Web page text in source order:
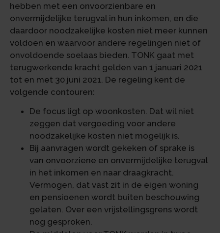
hebben met een onvoorzienbare en
onvermijdelijke terugval in hun inkomen, en die
daardoor noodzakelijke kosten niet meer kunnen
voldoen en waarvoor andere regelingen niet of
onvoldoende soelaas bieden. TONK gaat met
terugwerkende kracht gelden van 1 januari 2021
tot en met 30 juni 2021. De regeling kent de
volgende contouren:
De focus ligt op woonkosten. Dat wil niet
zeggen dat vergoeding voor andere
noodzakelijke kosten niet mogelijk is.
Bij aanvragen wordt gekeken of sprake is
van onvoorziene en onvermijdelijke terugval
in het inkomen en naar draagkracht.
Vermogen, dat vast zit in de eigen woning
en pensioenen wordt buiten beschouwing
gelaten. Over een vrijstellingsgrens wordt
nog gesproken.